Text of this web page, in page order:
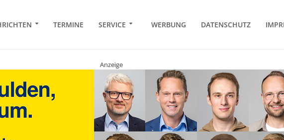
TERMINE SERVICE WERBUNG DATENSCHUTZ
Anzeige